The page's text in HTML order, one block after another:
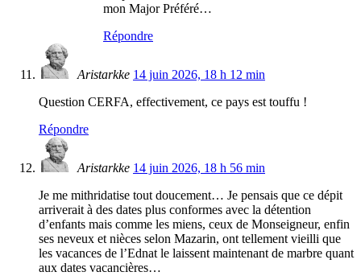
mon Major Préféré…
Répondre
Aristarkke 14 juin 2026, 18 h 12 min
Question CERFA, effectivement, ce pays est touffu !
Répondre
Aristarkke 14 juin 2026, 18 h 56 min
Je me mithridatise tout doucement… Je pensais que ce dépit
arriverait à des dates plus conformes avec la détention
d’enfants mais comme les miens, ceux de Monseigneur, enfin
ses neveux et nièces selon Mazarin, ont tellement vieilli que
les vacances de l’Ednat le laissent maintenant de marbre quant
aux dates vacancières…